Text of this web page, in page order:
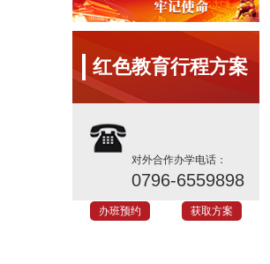
红色教育行程方案
对外合作办学电话：
0796-6559898
办班预约 获取方案